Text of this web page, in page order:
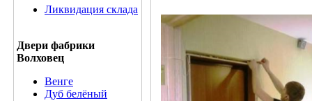
Ликвидация склада
Двери фабрики
Волховец
Венге
Дуб белёный